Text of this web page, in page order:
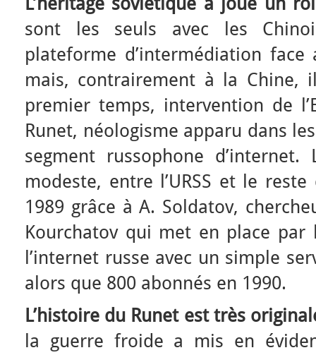
sont les seuls avec les
plateforme d’intermédiation face
mais, contrairement à la Chine,
premier temps, intervention de
Runet, néologisme apparu dans
segment russophone
modeste, entre l’URSS et le
1989 grâce à A. Soldatov,
Kourchatov qui met en place par
l’internet russe avec un simple
alors que 800 abonnés en 1990.
L’histoire du Runet est très
la guerre froide a mis en